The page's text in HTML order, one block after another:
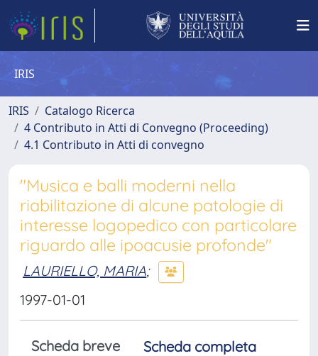
IRIS
IRIS
Catalogo Ricerca
4 Contributo in Atti di Convegno (Proceeding)
4.1 Contributo in Atti di convegno
"Musica e balli moderni nella
riabilitazione di alcune patologie di
interesse logopedico con particolare
riguardo alle ipoacusie profonde"
LAURIELLO, MARIA;
1997-01-01
Scheda breve
Scheda completa